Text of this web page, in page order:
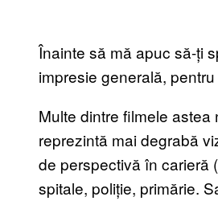
Înainte să mă apuc să-ți
impresie generală,
Multe dintre filmele
reprezintă mai degrabă
de perspectivă în carieră
spitale, poliție, primărie.